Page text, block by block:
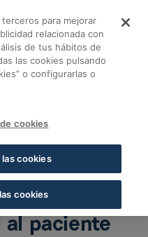
de
parte de la
al paciente
para mejorar
relacionada con
de tus hábitos de
las cookies pulsando
o configurarlas o
cookies
las cookies
cookies